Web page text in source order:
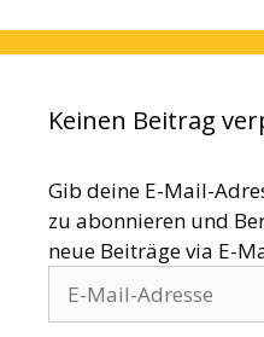
Keinen Beitrag
Gib deine E-Mail-
zu abonnieren und
neue Beiträge via E-
Mail-